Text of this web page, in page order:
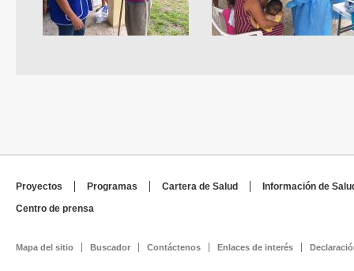
Proyectos Programas Cartera de Salud
Información de
Centro de prensa
Mapa del sitio Buscador Contáctenos Enlaces de interés